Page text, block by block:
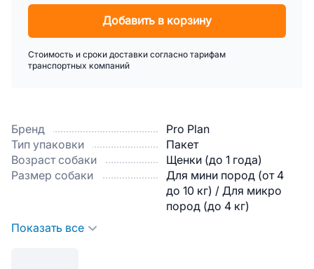
Бренд
Pro Plan
Тип упаковки
Пакет
Возраст собаки
Щенки (до 1 года)
Размер собаки
Для мини пород (от 4
до 10 кг) / Для микро
пород (до 4 кг)
Показать все
Добавить в корзину
Стоимость и сроки доставки согласно тарифам
транспортных компаний